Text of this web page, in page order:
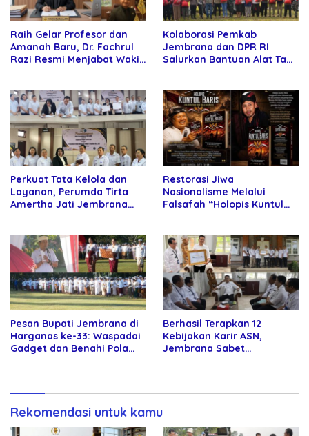
Raih Gelar Profesor dan
Amanah Baru, Dr. Fachrul
Razi Resmi Menjabat Wakil
Kolaborasi Pemkab
Jembrana dan DPR RI
Salurkan Bantuan Alat Tani
Perkuat Tata Kelola dan
Layanan, Perumda Tirta
Amertha Jati Jembrana
Restorasi Jiwa
Nasionalisme Melalui
Falsafah “Holopis Kuntul
Pesan Bupati Jembrana di
Harganas ke-33: Waspadai
Gadget dan Benahi Pola
Berhasil Terapkan 12
Kebijakan Karir ASN,
Jembrana Sabet
Rekomendasi untuk kamu